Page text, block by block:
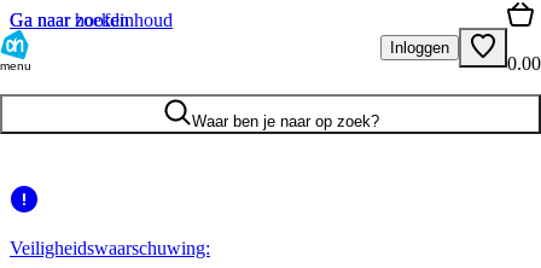
Ga naar hoofdinhoud
Ga naar zoeken
menu
Inloggen
0.00
Waar ben je naar op zoek?
Veiligheidswaarschuwing: